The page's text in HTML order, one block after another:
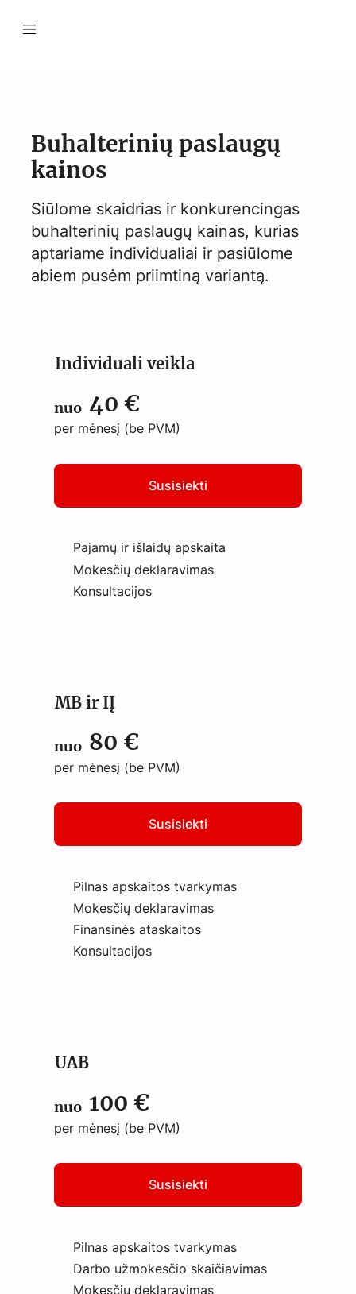
Buhalterinių paslaugų
kainos
Siūlome skaidrias ir konkurencingas
buhalterinių paslaugų kainas, kurias
aptariame individualiai ir pasiūlome
abiem pusėm priimtiną variantą.
Individuali veikla
nuo 40 €
per mėnesį (be PVM)
Susisiekti
Pajamų ir išlaidų apskaita
Mokesčių deklaravimas
Konsultacijos
MB ir IĮ
nuo 80 €
per mėnesį (be PVM)
Susisiekti
Pilnas apskaitos tvarkymas
Mokesčių deklaravimas
Finansinės ataskaitos
Konsultacijos
UAB
nuo 100 €
per mėnesį (be PVM)
Susisiekti
Pilnas apskaitos tvarkymas
Darbo užmokesčio skaičiavimas
Mokesčių deklaravimas